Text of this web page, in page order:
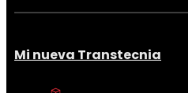
Mi nueva Transtecnia